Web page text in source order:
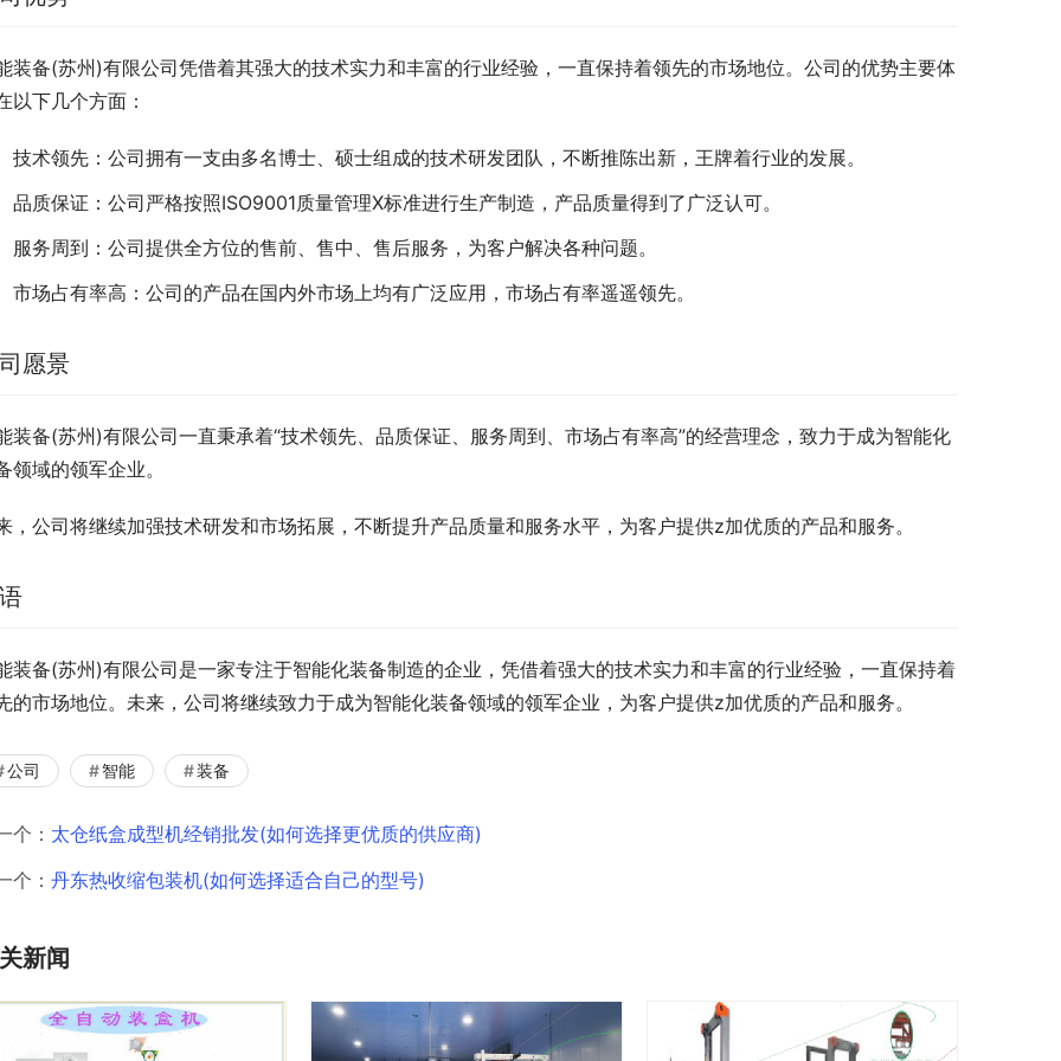
装备(苏州)有限公司凭借着其强大的技术实力和丰富的行业经验，一直保持着领先的市场地位。公司的优势主要体
以下几个方面：
技术领先：公司拥有一支由多名博士、硕士组成的技术研发团队，不断推陈出新，王牌着行业的发展。
品质保证：公司严格按照ISO9001质量管理X标准进行生产制造，产品质量得到了广泛认可。
服务周到：公司提供全方位的售前、售中、售后服务，为客户解决各种问题。
市场占有率高：公司的产品在国内外市场上均有广泛应用，市场占有率遥遥领先。
愿景
装备(苏州)有限公司一直秉承着“技术领先、品质保证、服务周到、市场占有率高”的经营理念，致力于成为智能化
领域的领军企业。
，公司将继续加强技术研发和市场拓展，不断提升产品质量和服务水平，为客户提供z加优质的产品和服务。
装备(苏州)有限公司是一家专注于智能化装备制造的企业，凭借着强大的技术实力和丰富的行业经验，一直保持着
的市场地位。未来，公司将继续致力于成为智能化装备领域的领军企业，为客户提供z加优质的产品和服务。
公司 智能 装备
个： 太仓纸盒成型机经销批发(如何选择更优质的供应商)
个： 丹东热收缩包装机(如何选择适合自己的型号)
新闻